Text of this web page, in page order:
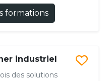
formations
industriel
des solutions